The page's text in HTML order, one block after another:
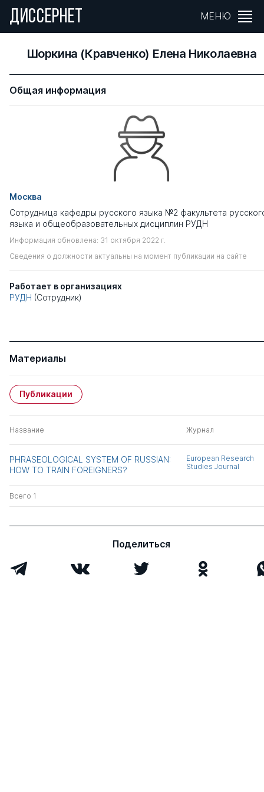
ДИССЕРНЕТ МЕНЮ
Шоркина (Кравченко) Елена Николаевна
Общая информация
Москва
Сотрудница кафедры русского языка №2 факультета
языка и общеобразовательных дисциплин РУДН
Информация обновлена: 31 октября 2022 г.
Сведения о должности актуальны на момент публикации на сайте
Работает в организациях
РУДН (Сотрудник)
Материалы
Публикации
Название Журнал
PHRASEOLOGICAL SYSTEM OF RUSSIAN:
HOW TO TRAIN FOREIGNERS?
European Research
Studies Journal
Всего 1
Поделиться